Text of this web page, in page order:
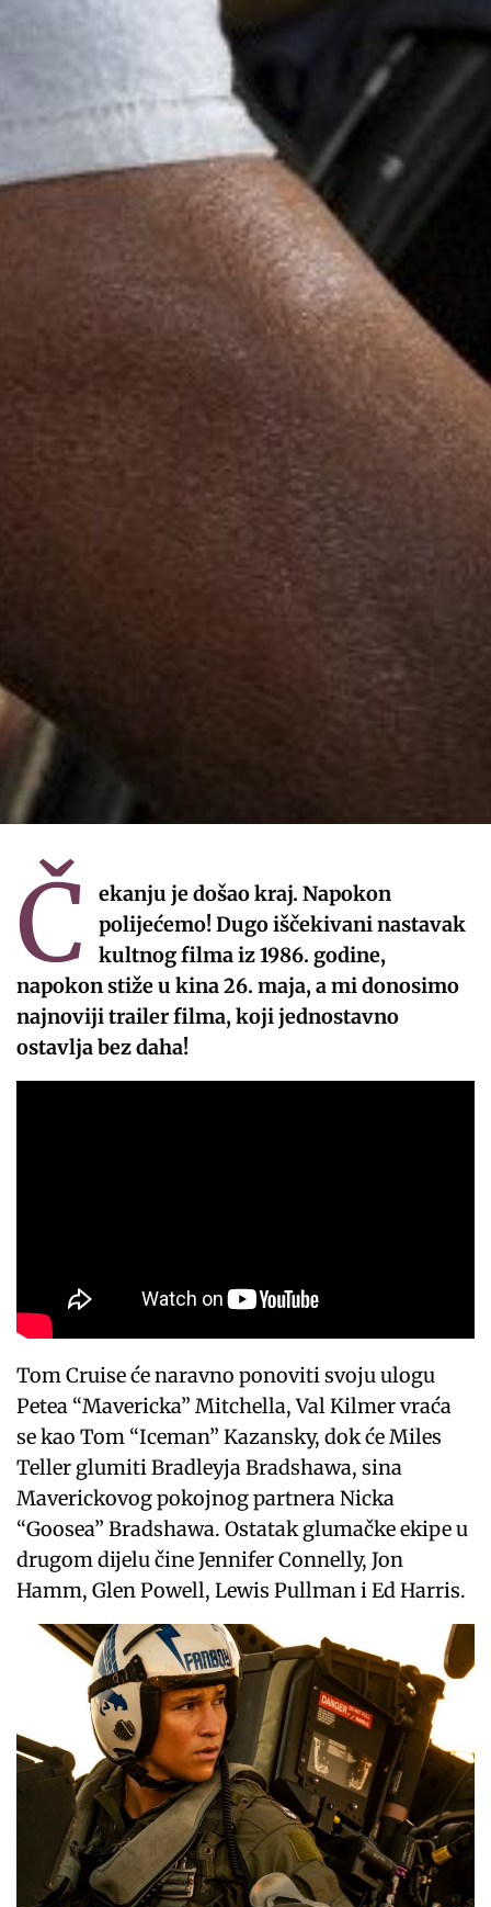
Č
ekanju je došao kraj. Napokon
polijećemo! Dugo iščekivani nastavak
kultnog filma iz 1986. godine,
napokon stiže u kina 26. maja, a mi donosimo
najnoviji trailer filma, koji jednostavno
ostavlja bez daha!
Tom Cruise će naravno ponoviti svoju ulogu
Petea “Mavericka” Mitchella, Val Kilmer vraća
se kao Tom “Iceman” Kazansky, dok će Miles
Teller glumiti Bradleyja Bradshawa, sina
Maverickovog pokojnog partnera Nicka
“Goosea” Bradshawa. Ostatak glumačke ekipe u
drugom dijelu čine Jennifer Connelly, Jon
Hamm, Glen Powell, Lewis Pullman i Ed Harris.